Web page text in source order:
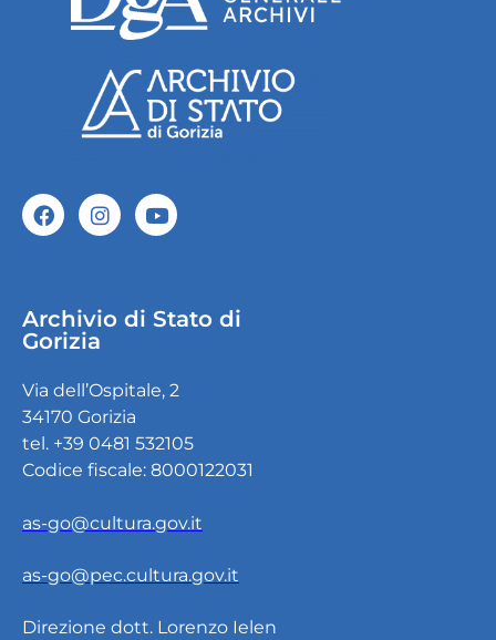
Archivio di Stato di
Gorizia
Via dell’Ospitale, 2
34170 Gorizia
tel. +39 0481 532105
Codice fiscale: 8000122031
as-go@cultura.gov.it
as-go@pec.cultura.gov.it
Direzione dott. Lorenzo Ielen